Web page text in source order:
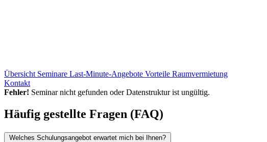
Übersicht Seminare Last-Minute-Angebote Vorteile Raumvermietung
Kontakt
Fehler! Seminar nicht gefunden oder Datenstruktur ist ungültig.
Häufig gestellte Fragen (FAQ)
Welches Schulungsangebot erwartet mich bei Ihnen?